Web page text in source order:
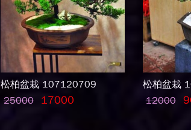
松柏盆栽 107120709
25000
17000
松柏盆栽
12000